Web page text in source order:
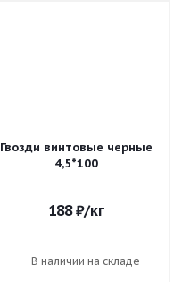
Гвозди винтовые черные
4,5*100
188₽/кг
В наличии на складе